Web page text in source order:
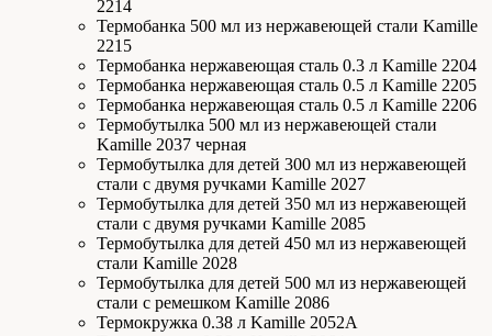
2214
Термобанка 500 мл из нержавеющей стали Kamille
2215
Термобанка нержавеющая сталь 0.3 л Kamille 2204
Термобанка нержавеющая сталь 0.5 л Kamille 2205
Термобанка нержавеющая сталь 0.5 л Kamille 2206
Термобутылка 500 мл из нержавеющей стали
Kamille 2037 черная
Термобутылка для детей 300 мл из нержавеющей
стали с двумя ручками Kamille 2027
Термобутылка для детей 350 мл из нержавеющей
стали с двумя ручками Kamille 2085
Термобутылка для детей 450 мл из нержавеющей
стали Kamille 2028
Термобутылка для детей 500 мл из нержавеющей
стали с ремешком Kamille 2086
Термокружка 0.38 л Kamille 2052А